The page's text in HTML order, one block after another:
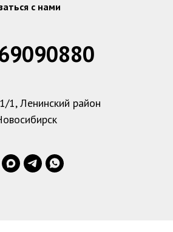
с нами
1, Ленинский район